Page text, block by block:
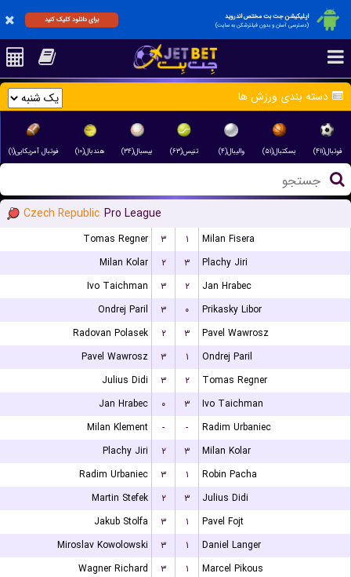
اپلیکیشن جت بت مختص اندروید
(دسترسی آسان و بدون فیلترشکن به سایت)
برای دانلود کلیک کنید
دسته بندی ورزش ها
فوتبال(۴۱۱) بسکتبال(۵۱) والیبال(۴) تنیس(۶۳) بیسبال(۳۴) هندبال(۱۰) فوتبال آمریکایی(۱)
Czech Republic Pro League
Tomas Regner ۳ ۱
Milan Fisera
Milan Kolar
۲ ۳
Plachy Jiri
Ivo Taichman
۳ ۲
Jan Hrabec
Ondrej Paril
۳ ۰
Prikasky Libor
Radovan Polasek
۲ ۳
Pavel Wawrosz
Pavel Wawrosz
۳ ۱
Ondrej Paril
Julius Didi
۳ ۲
Tomas Regner
Jan Hrabec
۰ ۳
Ivo Taichman
Milan Klement
- -
Radim Urbaniec
Plachy Jiri
۲ ۳
Milan Kolar
Radim Urbaniec
۳ ۱
Robin Pacha
Martin Stefek
۲ ۳
Julius Didi
Jakub Stolfa
۳ ۱
Pavel Fojt
Miroslav Kowolowski
۳ ۱
Daniel Langer
Wagner Richard
۳ ۱
Marcel Pikous